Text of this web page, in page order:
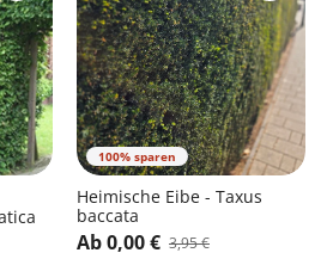
100% sparen
Heimische Eibe - Taxus
baccata
Ab 0,00 € 3,95 €